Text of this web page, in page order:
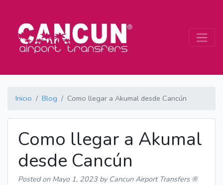
Inicio Blog Como llegar a Akumal desde Cancún
Como llegar a Akumal
desde Cancún
Posted on Mayo 1, 2023by Cancun Airport Transfers ®